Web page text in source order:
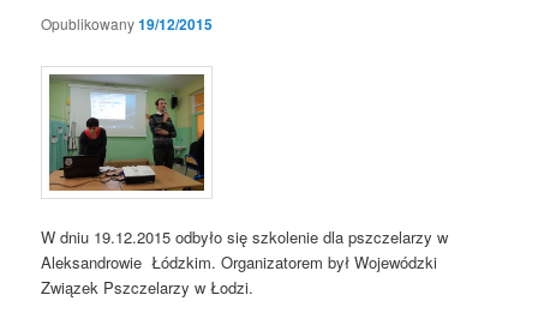
Opublikowany19/12/2015
W dniu 19.12.2015 odbyło się szkolenie dla pszczelarzy w
Aleksandrowie Łódzkim. Organizatorem był Wojewódzki
Związek Pszczelarzy w Łodzi.